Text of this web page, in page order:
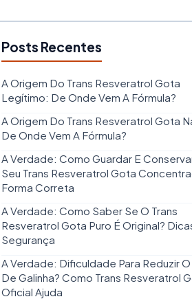
Posts Recentes
A Origem Do Trans Resveratrol Gota
Legítimo: De Onde Vem A Fórmula?
A Origem Do Trans Resveratrol Gota
De Onde Vem A Fórmula?
A Verdade: Como Guardar E
Seu Trans Resveratrol Gota
Forma Correta
A Verdade: Como Saber Se O Trans
Resveratrol Gota Puro É Original?
Segurança
A Verdade: Dificuldade Para Reduzir O
De Galinha? Como Trans Resveratrol
Oficial Ajuda